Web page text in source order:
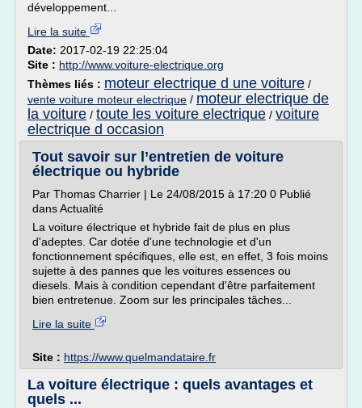
développement...
Lire la suite
Date: 2017-02-19 22:25:04
Site : http://www.voiture-electrique.org
Thèmes liés : moteur electrique d une voiture /
vente voiture moteur electrique / moteur electrique de
la voiture / toute les voiture electrique / voiture
electrique d occasion
Tout savoir sur l’entretien de voiture
électrique ou hybride
Par Thomas Charrier | Le 24/08/2015 à 17:20 0 Publié
dans Actualité
La voiture électrique et hybride fait de plus en plus
d'adeptes. Car dotée d'une technologie et d'un
fonctionnement spécifiques, elle est, en effet, 3 fois moins
sujette à des pannes que les voitures essences ou
diesels. Mais à condition cependant d'être parfaitement
bien entretenue. Zoom sur les principales tâches...
Lire la suite
Site : https://www.quelmandataire.fr
La voiture électrique : quels avantages et
quels ...